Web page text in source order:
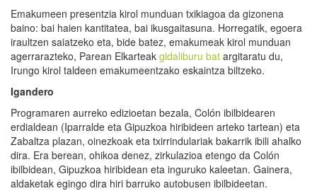
Emakumeen presentzia kirol munduan txikiagoa da gizonena
baino: bai haien kantitatea, bai ikusgaitasuna. Horregatik, egoera
iraultzen saiatzeko eta, bide batez, emakumeak kirol munduan
agerrarazteko, Parean Elkarteak gidaliburu bat argitaratu du,
Irungo kirol taldeen emakumeentzako eskaintza biltzeko.
Igandero
Programaren aurreko edizioetan bezala, Colón ibilbidearen
erdialdean (Iparralde eta Gipuzkoa hiribideen arteko tartean) eta
Zabaltza plazan, oinezkoak eta txirrindulariak bakarrik ibili ahalko
dira. Era berean, ohikoa denez, zirkulazioa etengo da Colón
ibilbidean, Gipuzkoa hiribidean eta inguruko kaleetan. Gainera,
aldaketak egingo dira hiri barruko autobusen ibilbideetan.